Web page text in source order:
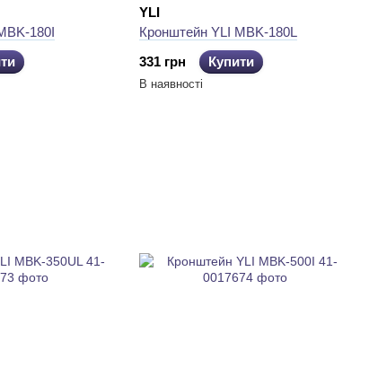
180I
YLI
Кронштейн YLI MBK-180L
331 грн
Купити
В наявності